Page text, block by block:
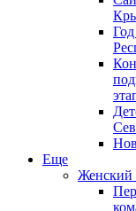
Еще
Женский